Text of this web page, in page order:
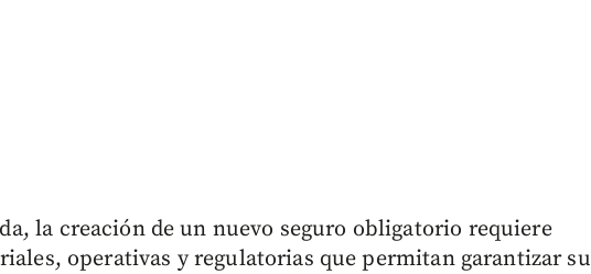
la creación de un nuevo seguro obligatorio requiere
operativas y regulatorias que permitan garantizar su